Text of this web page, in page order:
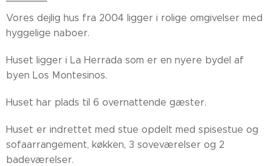
Vores dejlig hus fra 2004 ligger i rolige omgivelser med
hyggelige naboer.
Huset ligger i La Herrada som er en nyere bydel af
byen Los Montesinos.
Huset har plads til 6 overnattende gæster.
Huset er indrettet med stue opdelt med spisestue og
sofaarrangement, køkken, 3 soveværelser og 2
badeværelser.